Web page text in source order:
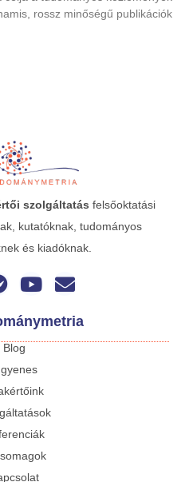
rossz minőségű publikációk
szolgáltatás felsőoktatási
kutatóknak, tudományos
és kiadóknak.
Blog